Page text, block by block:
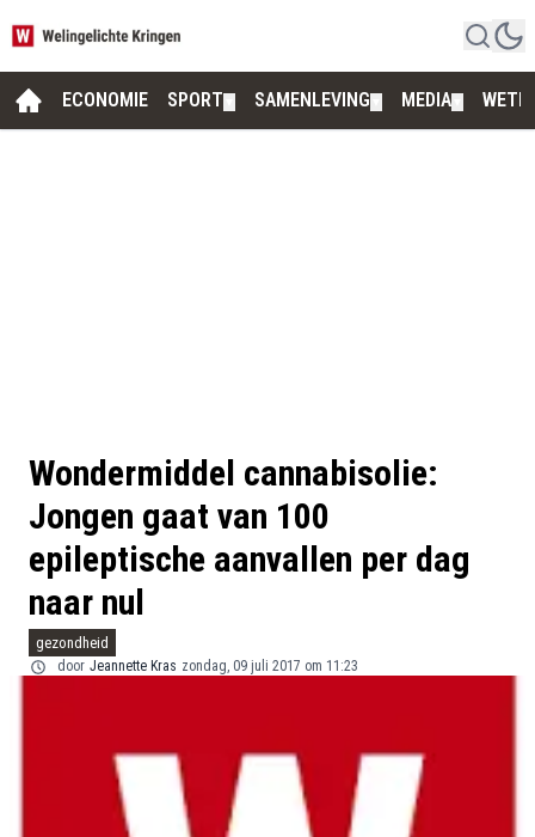
ECONOMIE SPORT SAMENLEVING MEDIA
Wondermiddel cannabisolie:
Jongen gaat van 100
epileptische aanvallen per dag
naar nul
gezondheid
door Jeannette Kras zondag, 09 juli 2017 om 11:23